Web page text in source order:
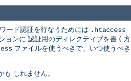
ード認証を行なうためには .htaccess
ョンに 認証用のディレクティブを書く方
ファイルを使うべきで、いつ使うべき
しれません。